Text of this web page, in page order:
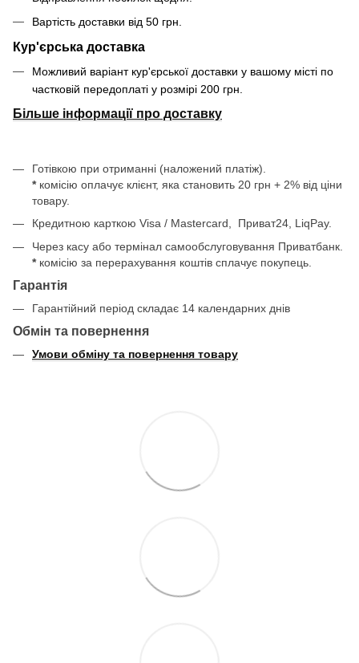
Вартість доставки від 50 грн.
Кур'єрська доставка
Можливий варіант кур'єрської доставки у вашому місті по
частковій передоплаті у розмірі 200 грн.
Більше інформації про доставку
Готівкою при отриманні (наложений платіж).
* комісію оплачує клієнт, яка становить 20 грн + 2% від ціни
товару.
Кредитною карткою Visa / Mastercard, Приват24, LiqPay.
Через касу або термінал самообслуговування Приватбанк.
* комісію за перерахування коштів сплачує покупець.
Гарантія
Гарантійний період складає 14 календарних днів
Обмін та повернення
Умови обміну та повернення товару